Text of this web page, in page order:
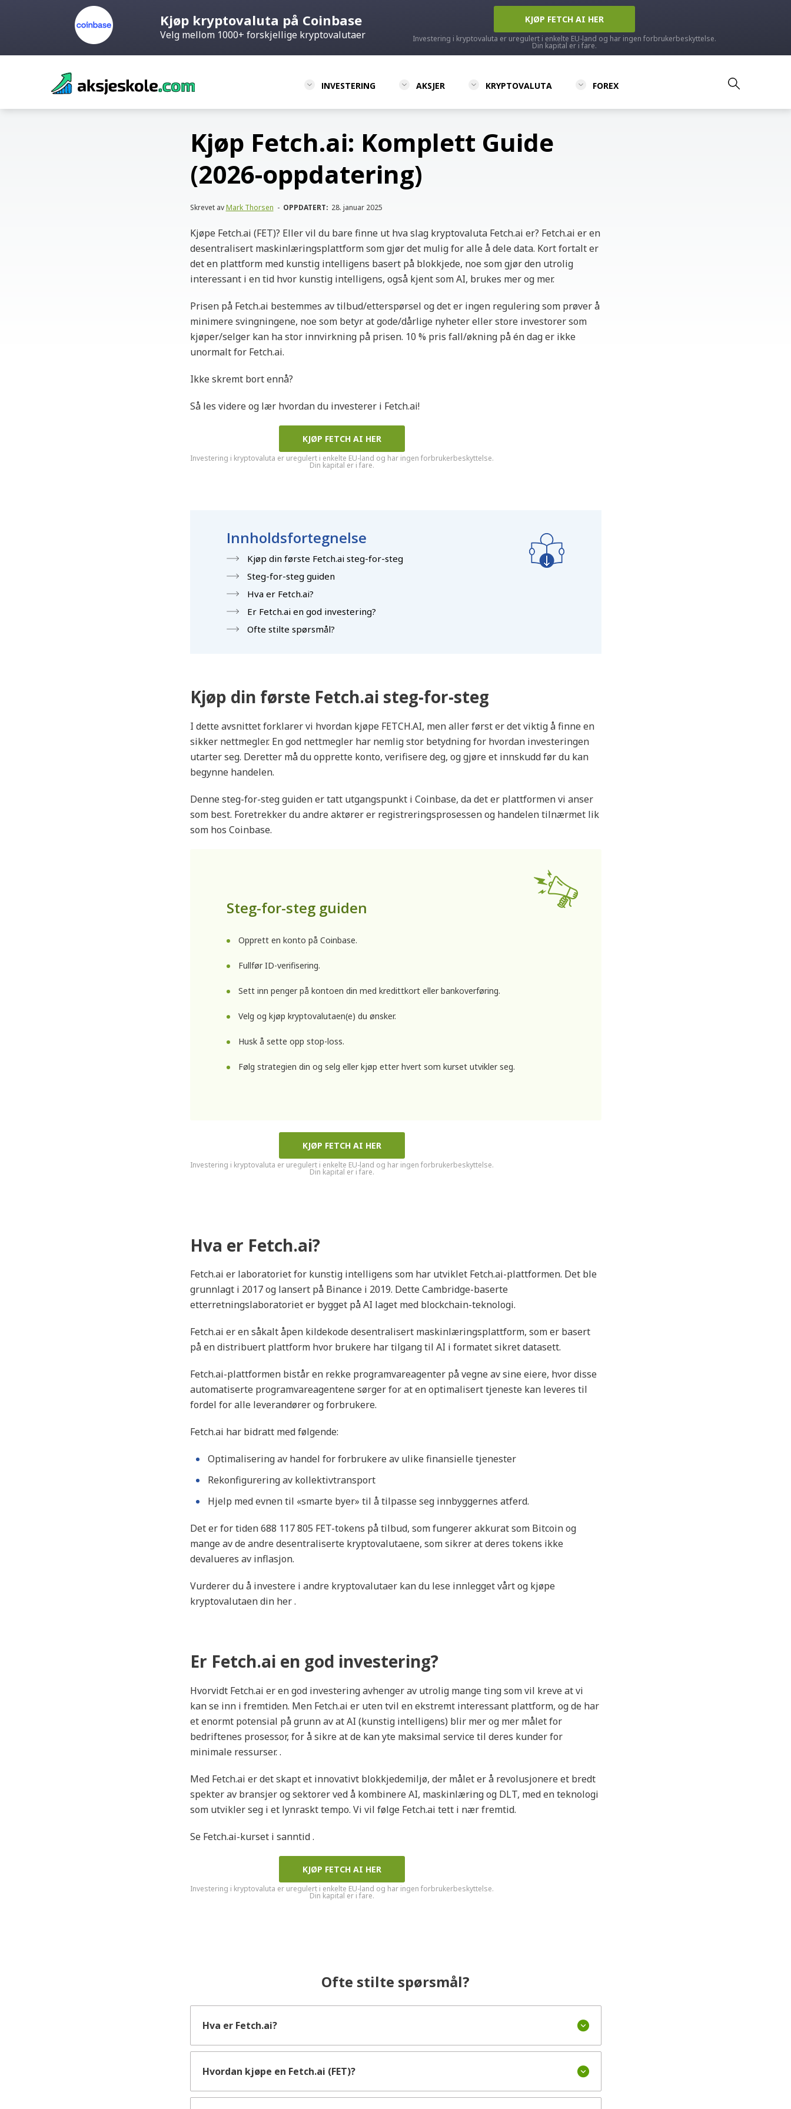
content
INVESTERING AKSJER KRYPTOVALUTA FOREX
Kjøp Fetch.ai: Komplett Guide
(2026-oppdatering)
Skrevet avMark Thorsen - OPPDATERT: 28. januar 2025
Kjøpe Fetch.ai (FET)? Eller vil du bare finne ut hva slag kryptovaluta Fetch.ai er? Fetch.ai er en
desentralisert maskinlæringsplattform som gjør det mulig for alle å dele data. Kort fortalt er
det en plattform med kunstig intelligens basert på blokkjede, noe som gjør den utrolig
interessant i en tid hvor kunstig intelligens, også kjent som AI, brukes mer og mer.
Prisen på Fetch.ai bestemmes av tilbud/etterspørsel og det er ingen regulering som prøver å
minimere svingningene, noe som betyr at gode/dårlige nyheter eller store investorer som
kjøper/selger kan ha stor innvirkning på prisen. 10 % pris fall/økning på én dag er ikke
unormalt for Fetch.ai.
Ikke skremt bort ennå?
Så les videre og lær hvordan du investerer i Fetch.ai!
KJØP FETCH AI HER
Investering i kryptovaluta er uregulert i enkelte EU-land og har ingen forbrukerbeskyttelse.
Din kapital er i fare.
Innholdsfortegnelse
Kjøp din første Fetch.ai steg-for-steg
Steg-for-steg guiden
Hva er Fetch.ai?
Er Fetch.ai en god investering?
Ofte stilte spørsmål?
Kjøp din første Fetch.ai steg-for-steg
I dette avsnittet forklarer vi hvordan kjøpe FETCH.AI, men aller først er det viktig å finne en
sikker nettmegler. En god nettmegler har nemlig stor betydning for hvordan investeringen
utarter seg. Deretter må du opprette konto, verifisere deg, og gjøre et innskudd før du kan
begynne handelen.
Denne steg-for-steg guiden er tatt utgangspunkt i Coinbase, da det er plattformen vi anser
som best. Foretrekker du andre aktører er registreringsprosessen og handelen tilnærmet lik
som hos Coinbase.
Steg-for-steg guiden
Opprett en konto på Coinbase.
Fullfør ID-verifisering.
Sett inn penger på kontoen din med kredittkort eller bankoverføring.
Velg og kjøp kryptovalutaen(e) du ønsker.
Husk å sette opp stop-loss.
Følg strategien din og selg eller kjøp etter hvert som kurset utvikler seg.
KJØP FETCH AI HER
Investering i kryptovaluta er uregulert i enkelte EU-land og har ingen forbrukerbeskyttelse.
Din kapital er i fare.
Hva er Fetch.ai?
Fetch.ai er laboratoriet for kunstig intelligens som har utviklet Fetch.ai-plattformen. Det ble
grunnlagt i 2017 og lansert på Binance i 2019. Dette Cambridge-baserte
etterretningslaboratoriet er bygget på AI laget med blockchain-teknologi.
Fetch.ai er en såkalt åpen kildekode desentralisert maskinlæringsplattform, som er basert
på en distribuert plattform hvor brukere har tilgang til AI i formatet sikret datasett.
Fetch.ai-plattformen bistår en rekke programvareagenter på vegne av sine eiere, hvor disse
automatiserte programvareagentene sørger for at en optimalisert tjeneste kan leveres til
fordel for alle leverandører og forbrukere.
Fetch.ai har bidratt med følgende:
Optimalisering av handel for forbrukere av ulike finansielle tjenester
Rekonfigurering av kollektivtransport
Hjelp med evnen til «smarte byer» til å tilpasse seg innbyggernes atferd.
Det er for tiden 688 117 805 FET-tokens på tilbud, som fungerer akkurat som Bitcoin og
mange av de andre desentraliserte kryptovalutaene, som sikrer at deres tokens ikke
devalueres av inflasjon.
Vurderer du å investere i andre kryptovalutaer kan du lese innlegget vårt og kjøpe
kryptovalutaen din her .
Er Fetch.ai en god investering?
Hvorvidt Fetch.ai er en god investering avhenger av utrolig mange ting som vil kreve at vi
kan se inn i fremtiden. Men Fetch.ai er uten tvil en ekstremt interessant plattform, og de har
et enormt potensial på grunn av at AI (kunstig intelligens) blir mer og mer målet for
bedriftenes prosessor, for å sikre at de kan yte maksimal service til deres kunder for
minimale ressurser. .
Med Fetch.ai er det skapt et innovativt blokkjedemiljø, der målet er å revolusjonere et bredt
spekter av bransjer og sektorer ved å kombinere AI, maskinlæring og DLT, med en teknologi
som utvikler seg i et lynraskt tempo. Vi vil følge Fetch.ai tett i nær fremtid.
Se Fetch.ai-kurset i sanntid .
KJØP FETCH AI HER
Investering i kryptovaluta er uregulert i enkelte EU-land og har ingen forbrukerbeskyttelse.
Din kapital er i fare.
Ofte stilte spørsmål?
Hva er Fetch.ai?
Hvordan kjøpe en Fetch.ai (FET)?
Kjøp kryptovaluta på Coinbase
Velg mellom 1000+ forskjellige kryptovalutaer
KJØP FETCH AI HER
Investering i kryptovaluta er uregulert i enkelte EU-land og har ingen forbrukerbeskyttelse.
Din kapital er i fare.